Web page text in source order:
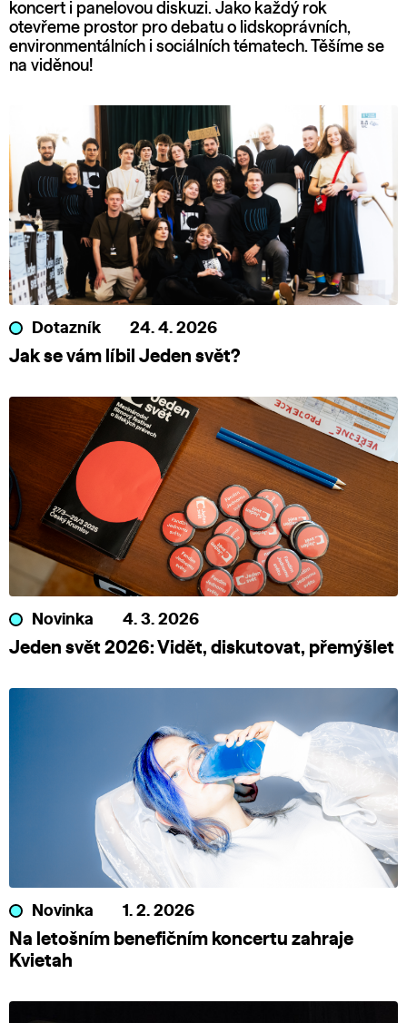
koncert i panelovou diskuzi. Jako každý rok
otevřeme prostor pro debatu o lidskoprávních,
environmentálních i sociálních tématech. Těšíme se
na viděnou!
Dotazník 24. 4. 2026
Jak se vám líbil Jeden svět?
Novinka 4. 3. 2026
Jeden svět 2026: Vidět, diskutovat, přemýšlet
Novinka 1. 2. 2026
Na letošním benefičním koncertu zahraje
Kvietah